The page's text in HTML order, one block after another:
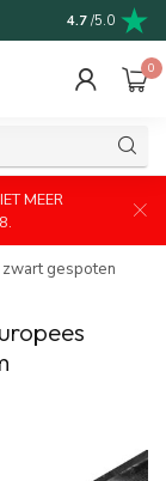
Bel of mail
4.7 /5.0
0
MEER
gespoten